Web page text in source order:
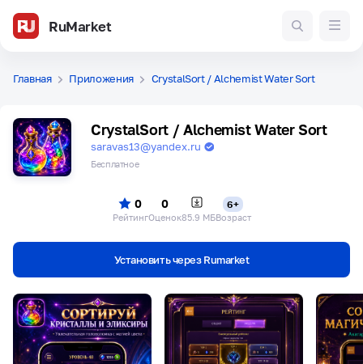
RuMarket
Главная Приложения CrystalSort / Alchemist Water Sort
CrystalSort / Alchemist Water Sort
saravas13@yandex.ru
Бесплатное
0
Рейтинг
0
Оценок85.9 МБ
6+
Возраст
Установить через Rumarket